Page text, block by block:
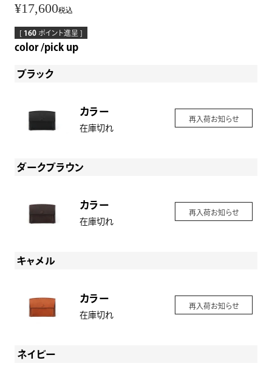
¥17,600税込
[ 160 ポイント進呈 ]
color pick up
ブラック
カラー
在庫切れ
再入荷お知らせ
ダークブラウン
カラー
在庫切れ
再入荷お知らせ
キャメル
カラー
在庫切れ
再入荷お知らせ
ネイビー